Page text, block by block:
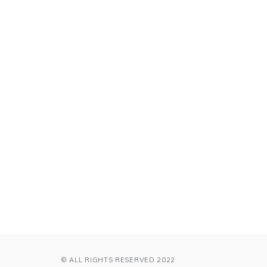
© ALL RIGHTS RESERVED 2022